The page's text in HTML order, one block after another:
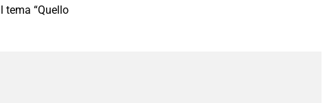
tema “Quello